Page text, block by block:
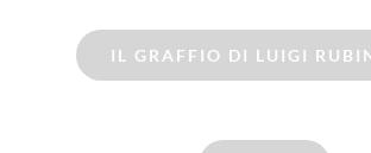
IL GRAFFIO DI LUIGI